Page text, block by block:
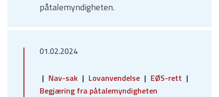
påtalemyndigheten.
01.02.2024
Nav-sak Lovanvendelse
EØS-rett
Begjæring fra påtalemyndigheten